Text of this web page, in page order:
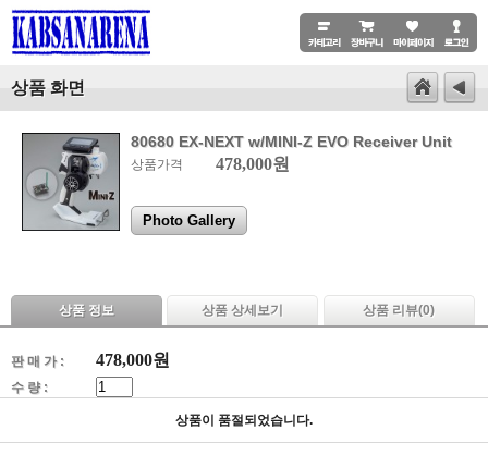
상품 화면
80680 EX-NEXT w/MINI-Z EVO Receiver Unit
상품가격 478,000원
Photo Gallery
상품 정보 상품 상세보기 상품 리뷰(0)
판 매 가 : 478,000원
수 량 :
상품이 품절되었습니다.